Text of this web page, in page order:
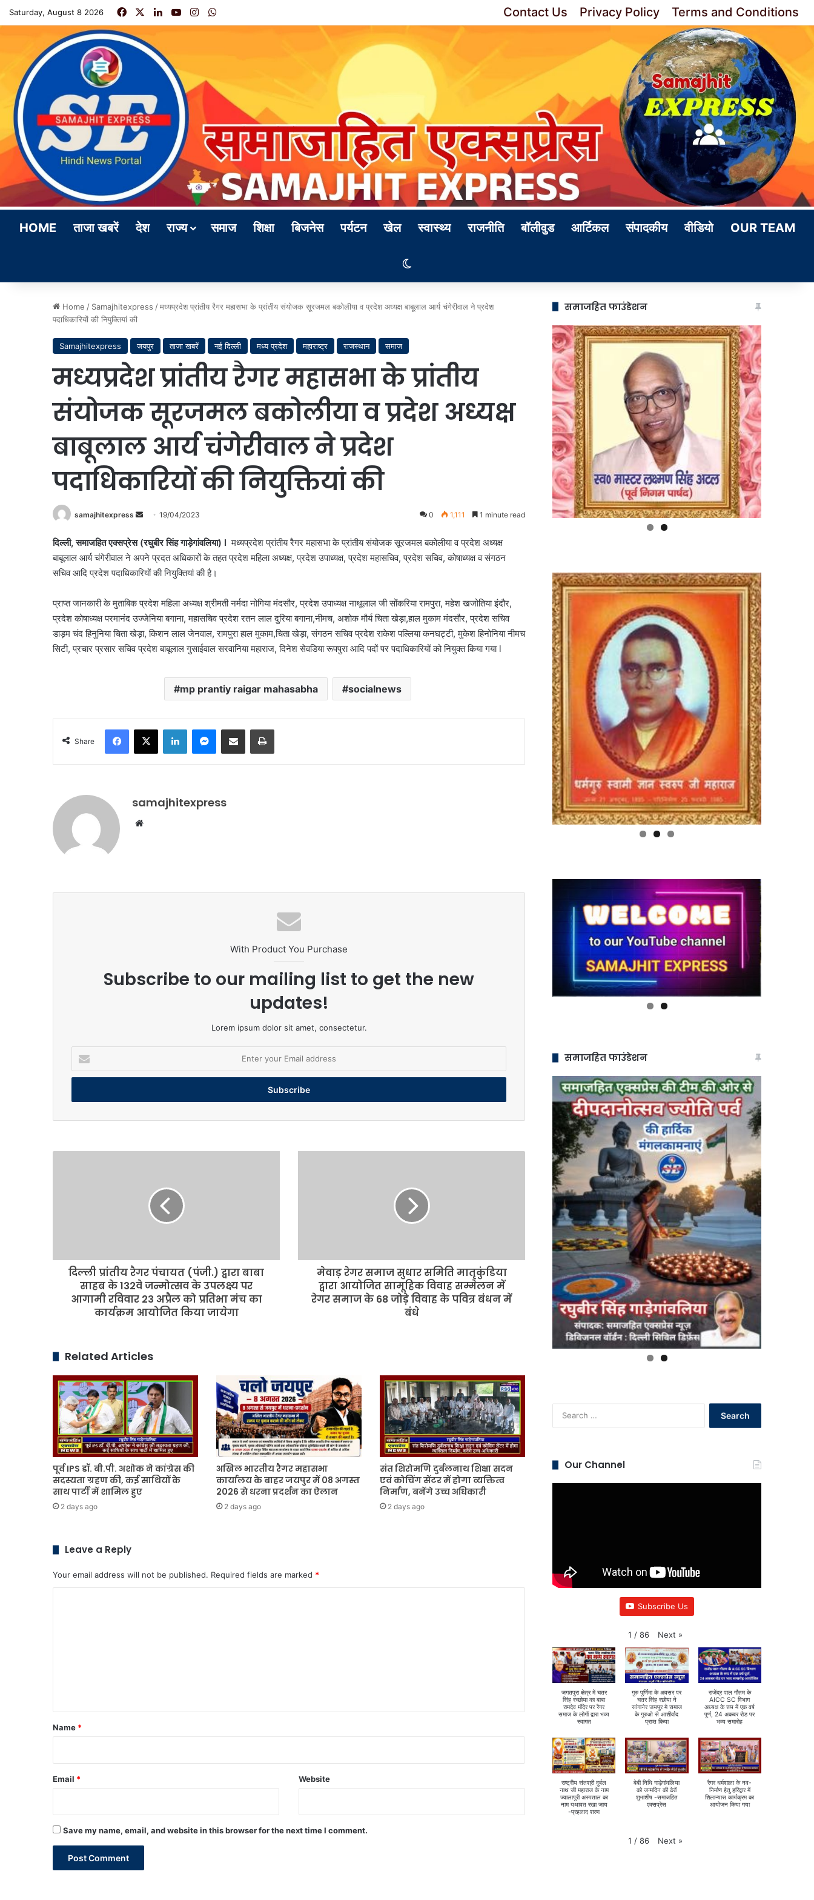
Saturday, August 8 2026 FacebookLinkedInYouTubeInstagram Contact Us Privacy Policy Terms and Conditions
HOME ताजा खबरें देश राज्य समाज शिक्षा बिजनेस पर्यटन खेल स्वास्थ्य राजनीति बॉलीवुड आर्टिकल संपादकीय वीडियो OUR TEAM
Home / Samajhitexpress /मध्यप्रदेश प्रांतीय रैगर महासभा के प्रांतीय संयोजक सूरजमल बकोलीया व प्रदेश अध्यक्ष बाबूलाल आर्य चंगेरीवाल ने प्रदेश
पदाधिकारियों की नियुक्तियां की
Samajhitexpress जयपुर ताजा खबरें नई दिल्ली मध्य प्रदेश महाराष्ट्र राजस्थान समाज
मध्यप्रदेश प्रांतीय रैगर महासभा के प्रांतीय
संयोजक सूरजमल बकोलीया व प्रदेश अध्यक्ष
बाबूलाल आर्य चंगेरीवाल ने प्रदेश
पदाधिकारियों की नियुक्तियां की
samajhitexpress
Send
email
19/04/2023 0 1,111 1 minute read
दिल्ली,समाजहित एक्सप्रेस (रघुबीर सिंह गाड़ेगांवलिया) l मध्यप्रदेश प्रांतीय रैगर महासभा के प्रांतीय संयोजक सूरजमल बकोलीया व प्रदेश अध्यक्ष
बाबूलाल आर्य चंगेरीवाल ने अपने प्रदत अधिकारों के तहत प्रदेश महिला अध्यक्ष, प्रदेश उपाध्यक्ष, प्रदेश महासचिव, प्रदेश सचिव, कोषाध्यक्ष व संगठन
सचिव आदि प्रदेश पदाधिकारियों की नियुक्तियां की है।
प्राप्त जानकारी के मुताबिक प्रदेश महिला अध्यक्ष श्रीमती नर्मदा नोगिया मंदसौर, प्रदेश उपाध्यक्ष नाथूलाल जी सोंकरिया रामपुरा, महेश खजोतिया इंदौर,
प्रदेश कोषाध्यक्ष परमानंद उज्जेनिया बगाना, महासचिव प्रदेश रतन लाल दुरिया बगाना,नीमच, अशोक मौर्य चिता खेड़ा,हाल मुकाम मंदसौर, प्रदेश सचिव
डाड़म चंद हिनुनिया चिता खेड़ा, किशन लाल जेनवाल, रामपुरा हाल मुकाम,चिता खेड़ा, संगठन सचिव प्रदेश राकेश पल्लिया कनघट्टी, मुकेश हिनोनिया नीमच
सिटी, प्रचार प्रसार सचिव प्रदेश बाबूलाल गुसाईवाल सरवानिया महाराज, दिनेश सेवडिया रूपपुरा आदि पदों पर पदाधिकारियों को नियुक्त किया गया l
mp prantiy raigar mahasabha socialnews
Share
Facebook
X LinkedInMessenger
Share via Email Print
samajhitexpress
With Product You Purchase
Subscribe to our mailing list to get the new
updates!
Lorem ipsum dolor sit amet, consectetur.
your
Email
के
132वे
23
को
प्रतिभा
मंच
का
कार्यक्रम
आयोजित
किया
जायेगा
दिल्ली प्रांतीय रैगर पंचायत (पंजी.) द्वारा बाबा
साहब के 132वे जन्मोत्सव के उपलक्ष्य पर
आगामी रविवार 23 अप्रैल को प्रतिभा मंच का
कार्यक्रम आयोजित किया जायेगा
सामूहिक
सम्मेलन
के
पवित्र
बंधन
में
बंधे
मेवाड़ रेगर समाज सुधार समिति मातृकुंडिया
द्वारा आयोजित सामूहिक विवाह सम्मेलन में
रेगर समाज के 68 जोड़े विवाह के पवित्र बंधन में
बंधे
Related Articles
पूर्व IPS डॉ. बी.पी. अशोक ने कांग्रेस की
सदस्यता ग्रहण की, कई साथियों के
साथ पार्टी में शामिल हुए
2 days ago
अखिल भारतीय रैगर महासभा
कार्यालय के बाहर जयपुर में 08 अगस्त
2026 से धरना प्रदर्शन का ऐलान
2 days ago
संत शिरोमणि दुर्बलनाथ शिक्षा सदन
एवं कोचिंग सेंटर में होगा व्यक्तित्व
निर्माण, बनेंगे उच्च अधिकारी
2 days ago
Leave a Reply
Your email address will not be published. Required fields are marked *
*
Name *
Email * Website
Save my name, email, and website in this browser for the next time I comment.
समाजहित फाउंडेशन
समाजहित फाउंडेशन
Our Channel
Subscribe Us
1 / 86 Next »
जगतपुरा क्षेत्र में चतर
सिंह रच्छोया का बाबा
रामदेव मंदिर पर रैगर
समाज के लोगों द्वारा भव्य
स्वागत
गुरु पूर्णिमा के अवसर पर
चतर सिंह रछोया ने
सांगानेर जयपुर मे समाज
के गुरुओ से आशीर्वाद
प्राप्त किया
राजेंद्र पाल गौतम के
AICC SC विभाग
अध्यक्ष के रूप में एक वर्ष
पूर्ण, 24 अकबर रोड पर
भव्य समारोह
राष्ट्रीय संतश्री दुर्बल
नाथ जी महाराज के नाम
ज्वालापुरी अस्पताल का
नाम यथावत रखा जाय
-प्रहलाद शरण
बेबी निधि गाड़ेगांवलिया
को जन्मदिन की ढेरों
शुभाशीष -समाजहित
एक्सप्रेस
रैगर धर्मशाला के नव-
निर्माण हेतु हरिद्वार में
शिलान्यास कार्यक्रम का
आयोजन किया गया
1 / 86 Next »